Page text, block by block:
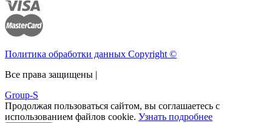
Политика обработки данных Copyright ©
Все права защищены |
Group-S
Продолжая пользоваться сайтом, вы соглашаетесь с
использованием файлов cookie. Узнать подробнее